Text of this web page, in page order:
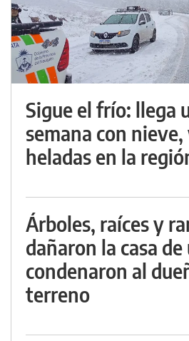
Sigue el frío: llega
semana con
heladas en la
Árboles, raíces y
dañaron la casa
condenaron al
terreno